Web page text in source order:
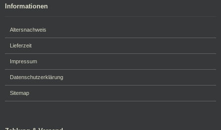
Informationen
Altersnachweis
Lieferzeit
Impressum
Datenschutzerklärung
Sitemap